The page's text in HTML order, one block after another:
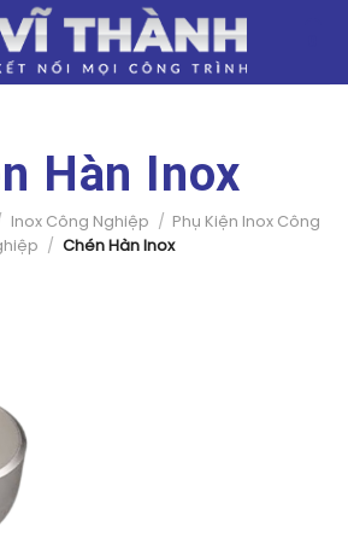
Hàn Inox
Inox Công Nghiệp /
Phụ Kiện Inox Công
/ Chén Hàn Inox